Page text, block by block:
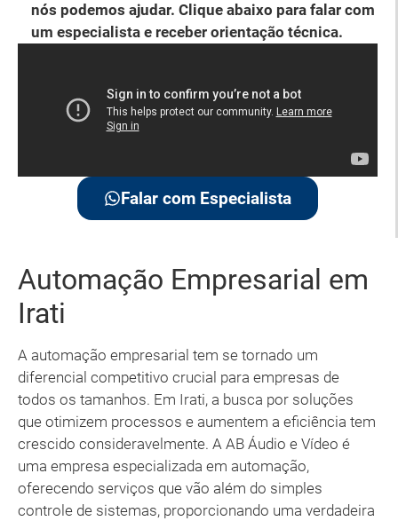
nós podemos ajudar. Clique abaixo para falar com
um especialista e receber orientação técnica.
Falar com Especialista
Automação Empresarial em
Irati
A automação empresarial tem se tornado um
diferencial competitivo crucial para empresas de
todos os tamanhos. Em Irati, a busca por soluções
que otimizem processos e aumentem a eficiência tem
crescido consideravelmente. A AB Áudio e Vídeo é
uma empresa especializada em automação,
oferecendo serviços que vão além do simples
controle de sistemas, proporcionando uma verdadeira